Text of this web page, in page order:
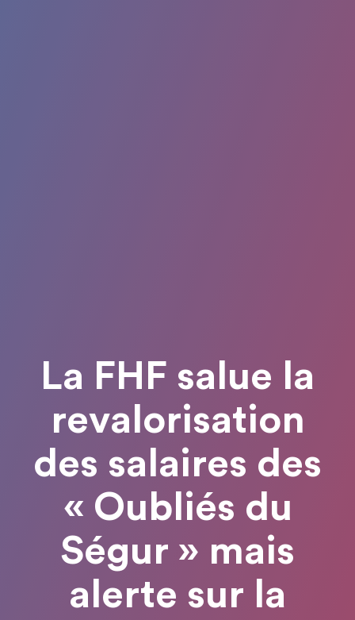
La FHF salue la
revalorisation
des salaires des
« Oubliés du
Ségur » mais
alerte sur la